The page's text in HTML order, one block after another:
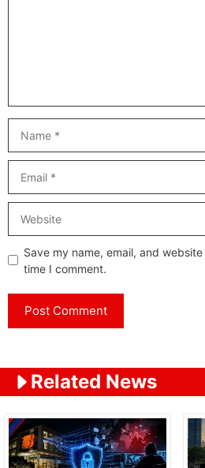
Save my name, email, and
time I comment.
Related News